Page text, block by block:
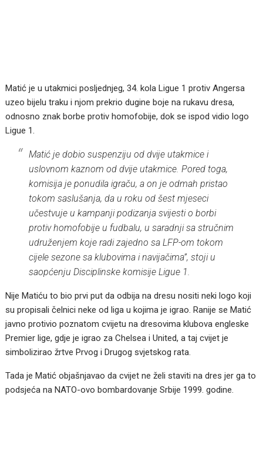
Matić je u utakmici posljednjeg, 34. kola Ligue 1 protiv Angersa
uzeo bijelu traku i njom prekrio dugine boje na rukavu dresa,
odnosno znak borbe protiv homofobije, dok se ispod vidio logo
Ligue 1.
Matić je dobio suspenziju od dvije utakmice i
uslovnom kaznom od dvije utakmice. Pored toga,
komisija je ponudila igraču, a on je odmah pristao
tokom saslušanja, da u roku od šest mjeseci
učestvuje u kampanji podizanja svijesti o borbi
protiv homofobije u fudbalu, u saradnji sa stručnim
udruženjem koje radi zajedno sa LFP-om tokom
cijele sezone sa klubovima i navijačima”, stoji u
saopćenju Disciplinske komisije Ligue 1.
Nije Matiću to bio prvi put da odbija na dresu nositi neki logo koji
su propisali čelnici neke od liga u kojima je igrao. Ranije se Matić
javno protivio poznatom cvijetu na dresovima klubova engleske
Premier lige, gdje je igrao za Chelsea i United, a taj cvijet je
simbolizirao žrtve Prvog i Drugog svjetskog rata.
Tada je Matić objašnjavao da cvijet ne želi staviti na dres jer ga to
podsjeća na NATO-ovo bombardovanje Srbije 1999. godine.